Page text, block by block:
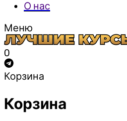
О нас
Меню
0
Корзина
Корзина